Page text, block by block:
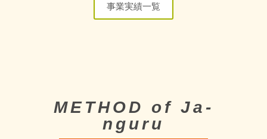
事業実績一覧
METHOD of Ja-
nguru